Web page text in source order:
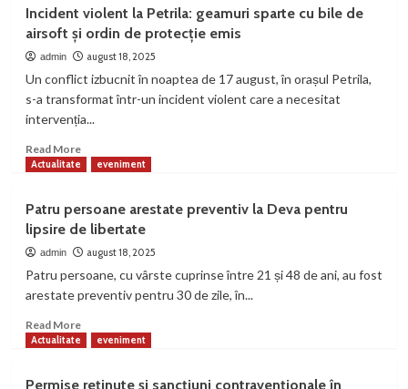
Incident violent la Petrila: geamuri sparte cu bile de
airsoft și ordin de protecție emis
admin august 18, 2025
Un conflict izbucnit în noaptea de 17 august, în orașul Petrila,
s-a transformat într-un incident violent care a necesitat
intervenția...
Read MoreRead
more
violent
la
Petrila:
cu
de
Actualitate eveniment
Patru persoane arestate preventiv la Deva pentru
lipsire de libertate
admin august 18, 2025
Patru persoane, cu vârste cuprinse între 21 și 48 de ani, au fost
arestate preventiv pentru 30 de zile, în...
Read MoreRead
more
Actualitate eveniment
Permise reținute și sancțiuni contravenționale în